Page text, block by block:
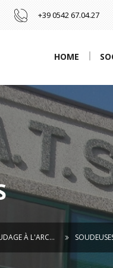
+39 0542 67.04.27
HOME
À L'ARC…